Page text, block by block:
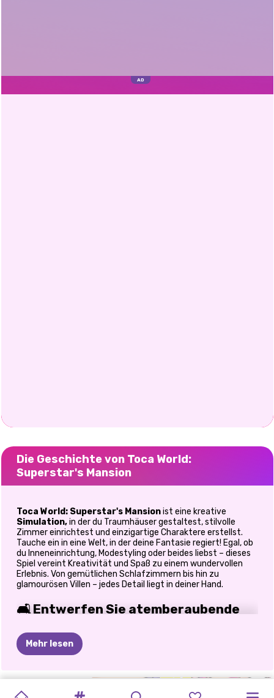
Die Geschichte von Toca World:
Superstar's Mansion
Toca World: Superstar's Mansionist eine kreative
Simulation,in der du Traumhäuser gestaltest, stilvolle
Zimmer einrichtest und einzigartige Charaktere erstellst.
Tauche ein in eine Welt, in der deine Fantasie regiert! Egal, ob
du Inneneinrichtung, Modestyling oder beides liebst – dieses
Spiel vereint Kreativität und Spaß zu einem wundervollen
Erlebnis. Von gemütlichen Schlafzimmern bis hin zu
glamourösen Villen – jedes Detail liegt in deiner Hand.
🛋️ Entwerfen Sie atemberaubende
Traumhäuser
Mach dich bereit,
Gestalten Sie stilvolle Küchen mit modernen Geräten
Mehr lesen
LABUBU
TOCA AVATAR
MEIN
MANGA-
SUPERHELDIN-